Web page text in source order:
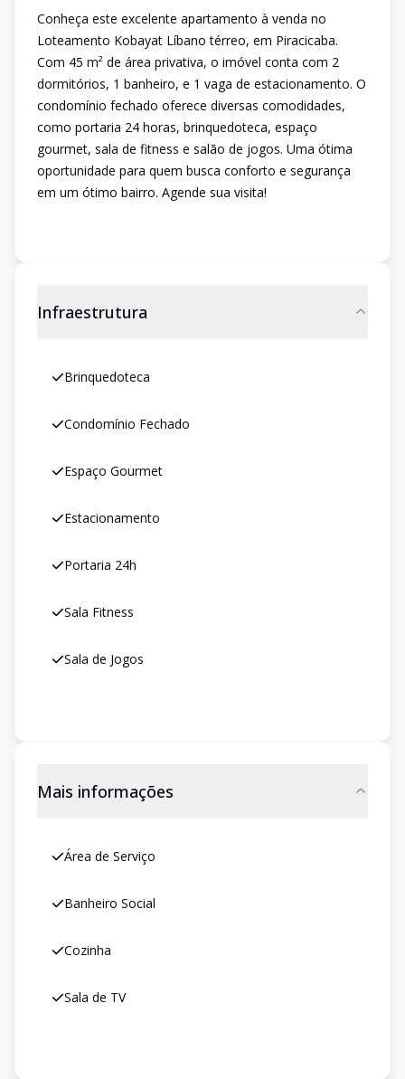
Conheça este excelente apartamento à venda no
Loteamento Kobayat Líbano térreo, em Piracicaba.
Com 45 m² de área privativa, o imóvel conta com 2
dormitórios, 1 banheiro, e 1 vaga de estacionamento. O
condomínio fechado oferece diversas comodidades,
como portaria 24 horas, brinquedoteca, espaço
gourmet, sala de fitness e salão de jogos. Uma ótima
oportunidade para quem busca conforto e segurança
em um ótimo bairro. Agende sua visita!
Infraestrutura
Brinquedoteca
Condomínio Fechado
Espaço Gourmet
Estacionamento
Portaria 24h
Sala Fitness
Sala de Jogos
Mais informações
Área de Serviço
Banheiro Social
Cozinha
Sala de TV